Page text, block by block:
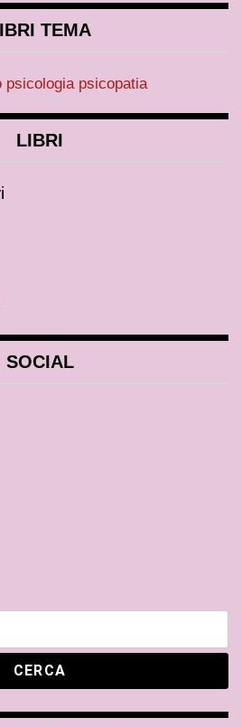
TEMA
psicologia psicopatia
LIBRI
SOCIAL